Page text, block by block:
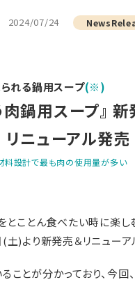
2024/07/24
れる鍋用スープ(※)
鍋用スープ』 新
ニューアル発売
料設計で最も肉の使用量が多い
ことん食べたい時に楽し
)より新発売＆リニューア
が分かっており、今回、